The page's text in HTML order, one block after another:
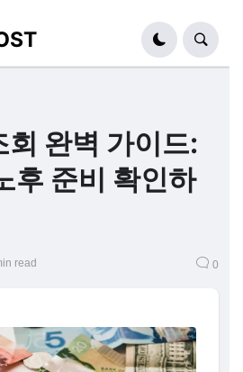
회 완벽 가이드:
후 준비 확인하
read 0